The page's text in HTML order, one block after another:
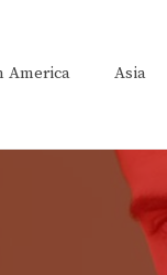
America Asia